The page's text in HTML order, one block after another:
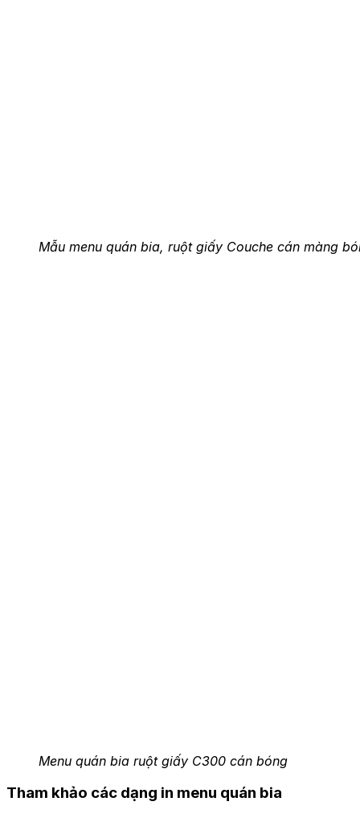
Mẫu menu quán bia, ruột giấy Couche cán màng
Menu quán bia ruột giấy C300 cán bóng
Tham khảo các dạng in menu quán bia